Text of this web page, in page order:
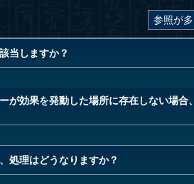
当しますか？
が効果を発動した場所に存在しない場合、
処理はどうなりますか？